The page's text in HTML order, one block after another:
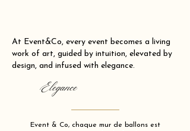
At Event&Co, every event becomes a living
work of art, guided by intuition, elevated by
design, and infused with elegance.
Elegance
Event & Co, chaque mur de ballons est